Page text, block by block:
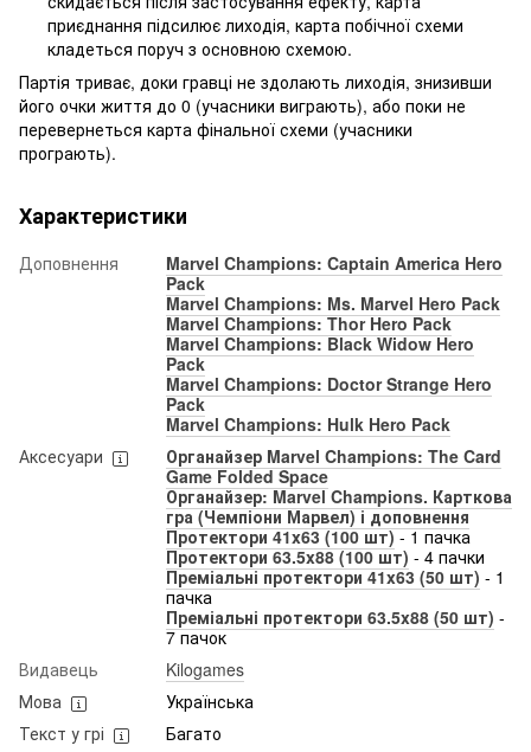
приєднання підсилює лиходія, карта побічної схеми
кладеться поруч з основною схемою.
Партія триває, доки гравці не здолають лиходія, знизивши
його очки життя до 0 (учасники виграють), або поки не
перевернеться карта фінальної схеми (учасники
програють).
Характеристики
Доповнення
Marvel Champions: Captain America Hero
Pack
Marvel Champions: Ms. Marvel Hero Pack
Marvel Champions: Thor Hero Pack
Marvel Champions: Black Widow Hero
Pack
Marvel Champions: Doctor Strange Hero
Pack
Marvel Champions: Hulk Hero Pack
Аксесуари
Органайзер Marvel Champions: The Card
Game Folded Space
Органайзер: Marvel Champions. Карткова
гра (Чемпіони Марвел) і доповнення
Протектори 41x63 (100 шт)- 1 пачка
Протектори 63.5x88 (100 шт) - 4 пачки
Преміальні протектори 41x63 (50 шт) - 1
пачка
Преміальні протектори 63.5x88 (50 шт) -
7 пачок
Видавець
Kilogames
Мова
Українська
Текст у грі
Багато